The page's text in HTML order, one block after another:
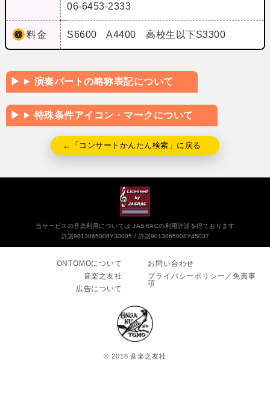
06-6453-2333
料金 S6600 A4400 高校生以下S3300
演奏パートの略称表記について
特殊条件アイコン・マークについて
←「コンサートかんたん検索」に戻る
当サービスの音楽利用については JASRACの利用許諾を得ております
許諾9013065006Y30005
許諾9013065008Y45037
ONTOMOについて
音楽之友社
広告について
お問い合わせ
プライバシーポリシー／免責事
項
© 2018 音楽之友社